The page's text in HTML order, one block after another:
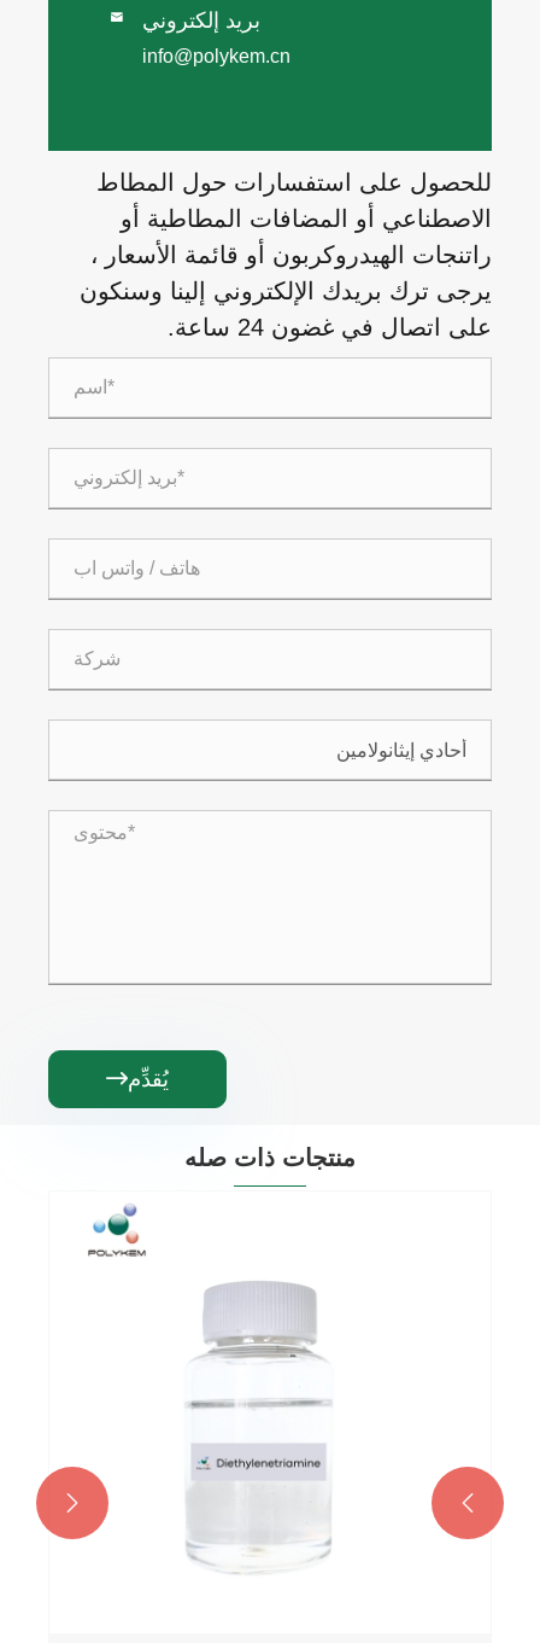
 بريد إلكتروني
info@polykem.cn
للحصول على استفسارات حول المطاط
الاصطناعي أو المضافات المطاطية أو
راتنجات الهيدروكربون أو قائمة الأسعار ،
يرجى ترك بريدك الإلكتروني إلينا وسنكون
على اتصال في غضون 24 ساعة.
يُقدِّم
منتجات ذات صله

